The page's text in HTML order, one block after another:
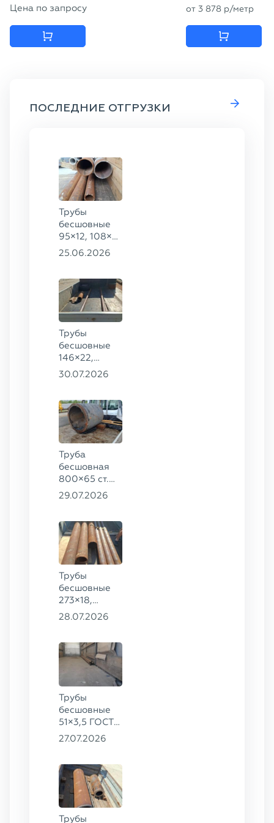
Цена по запросу от 3 878 p/метр
ПОСЛЕДНИЕ ОТГРУЗКИ
Трубы
бесшовные
95×12, 108×6,
159×32,
09Г2С
25.06.2026
Трубы
бесшовные
146×22,
68×12 ГОСТ
30.07.2026
Труба
бесшовная
800×65 ст.
17ГС
29.07.2026
Трубы
бесшовные
273×18,
168×12 ГОСТ
28.07.2026
Трубы
бесшовные
51×3,5 ГОСТ
8732-78, ст.
27.07.2026
Трубы